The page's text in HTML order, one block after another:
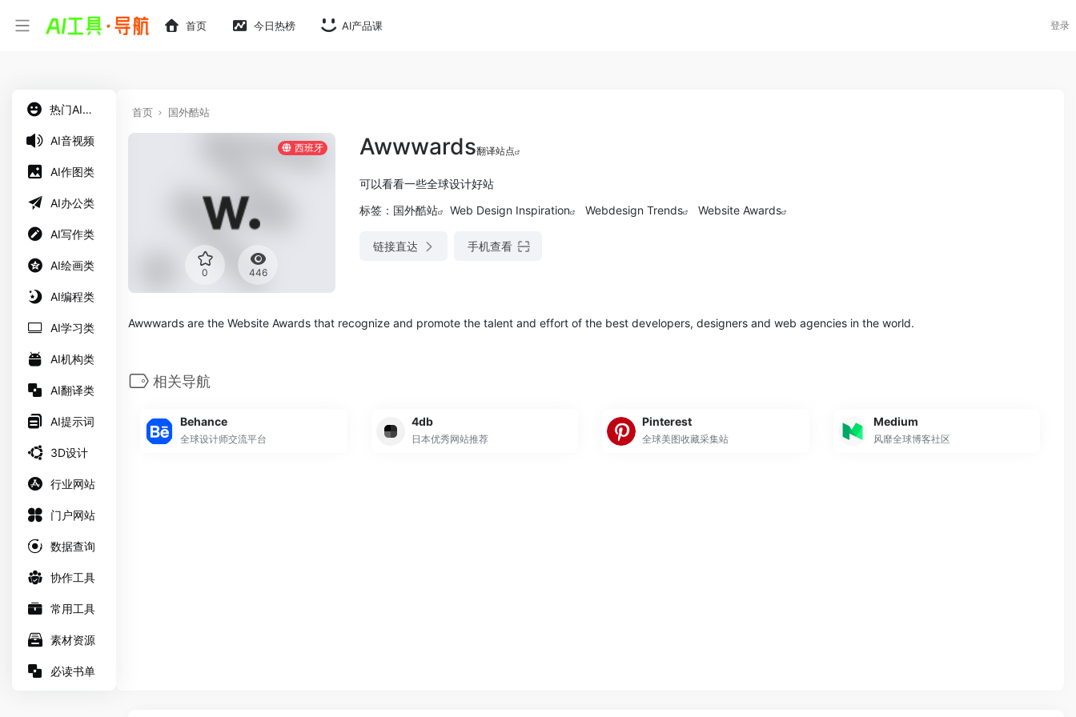
首页 今日热榜 AI产品课 登录
热门AI工具
AI音视频
AI作图类
AI办公类
AI写作类
AI绘画类
AI编程类
AI学习类
AI机构类
AI翻译类
AI提示词
3D设计
行业网站
门户网站
数据查询
协作工具
常用工具
素材资源
必读书单
首页 国外酷站
西班牙
0 446
Awwwards翻译站点
可以看看一些全球设计好站
标签： 国外酷站 Web Design Inspiration Webdesign Trends Website Awards
链接直达 手机查看
Awwwards are the Website Awards that recognize and promote the talent and effort of the best developers, designers and web agencies in the world.
相关导航
Behance
全球设计师交流平台
4db
日本优秀网站推荐
Pinterest
全球美图收藏采集站
Medium
风靡全球博客社区